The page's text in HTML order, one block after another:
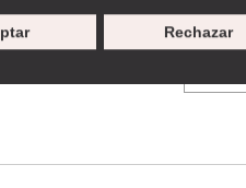
Rechazar
irritación, inflamación o
irritación, inflamación o
al